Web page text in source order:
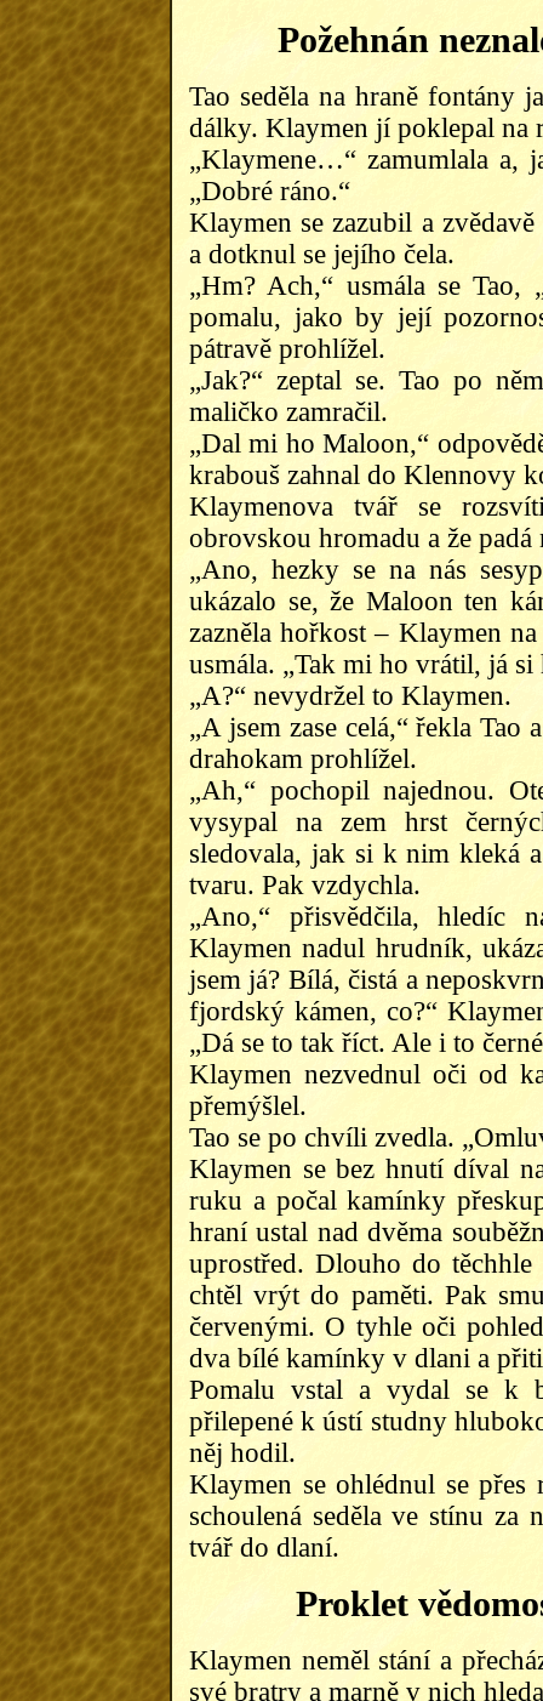
Požehnán
Tao seděla na hraně fontány
dálky. Klaymen jí poklepal na
„Klaymene…“ zamumlala a,
„Dobré ráno.“
Klaymen se zazubil a
a dotknul se jejího čela.
„Hm? Ach,“ usmála se
pomalu, jako by její
pátravě prohlížel.
„Jak?“ zeptal se. Tao po
maličko zamračil.
„Dal mi ho Maloon,“
krabouš zahnal do Klennovy
Klaymenova tvář se
obrovskou hromadu a že padá
„Ano, hezky se na nás
ukázalo se, že Maloon ten
zazněla hořkost – Klaymen
usmála. „Tak mi ho vrátil, já
„A?“ nevydržel to Klaymen.
„A jsem zase celá,“ řekla
drahokam prohlížel.
„Ah,“ pochopil najednou.
vysypal na zem hrst
sledovala, jak si k nim kleká
tvaru. Pak vzdychla.
„Ano,“ přisvědčila, hledíc
Klaymen nadul hrudník,
jsem já? Bílá, čistá a
fjordský kámen, co?“
„Dá se to tak říct. Ale i to
Klaymen nezvednul oči od
přemýšlel.
Tao se po chvíli zvedla.
Klaymen se bez hnutí díval
ruku a počal kamínky
hraní ustal nad dvěma
uprostřed. Dlouho do
chtěl vrýt do paměti. Pak
červenými. O tyhle oči
dva bílé kamínky v dlani a
Pomalu vstal a vydal se k
přilepené k ústí studny
něj hodil.
Klaymen se ohlédnul se přes
schoulená seděla ve stínu za
tvář do dlaní.
Proklet
Klaymen neměl stání a
své bratry a marně v nich